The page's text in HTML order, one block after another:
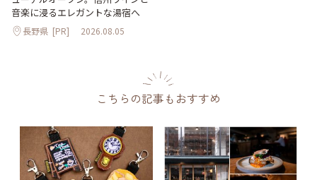
音楽に浸るエレガントな湯宿へ
長野県 [PR] 2026.08.05
こちらの記事もおすすめ